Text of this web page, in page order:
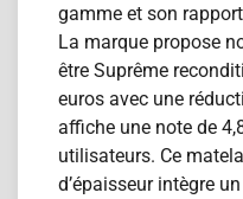
gamme et son
La marque propose
être Suprême
euros avec une
affiche une note de
utilisateurs. Ce
d’épaisseur intègre